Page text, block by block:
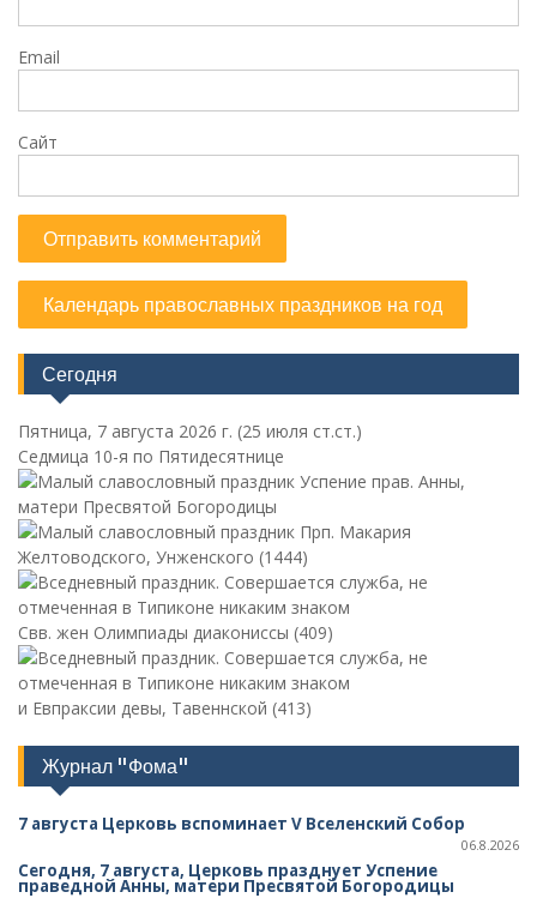
Email
Сайт
Календарь православных праздников на год
Сегодня
Пятница, 7 августа 2026 г. (25 июля ст.ст.)
Седмица 10-я по Пятидесятнице
Успение прав. Анны,
матери Пресвятой Богородицы
Прп. Макария
Желтоводского, Унженского (1444)
Свв. жен Олимпиады диакониссы (409)
и Евпраксии девы, Тавеннской (413)
Журнал "Фома"
7 августа Церковь вспоминает V Вселенский Собор
06.8.2026
Сегодня, 7 августа, Церковь празднует Успение
праведной Анны, матери Пресвятой Богородицы